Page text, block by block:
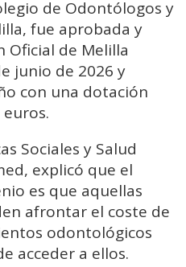
de Odontólogos y
fue aprobada y
Oficial de Melilla
junio de 2026 y
con una dotación
Sociales y Salud
explicó que el
es que aquellas
afrontar el coste de
odontológicos
acceder a ellos.